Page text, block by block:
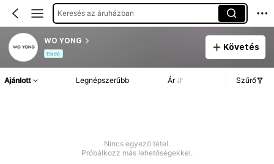
Keresés az áruházban
WO YONG
Eladó
Követés
Ajánlott Legnépszerűbb Ár Szűrő
Nincs egyező tétel.
Próbálkozz más lehetőségekkel.